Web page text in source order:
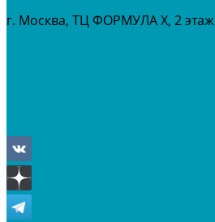
г. Москва, ТЦ ФОРМУЛА Х, 2 этаж